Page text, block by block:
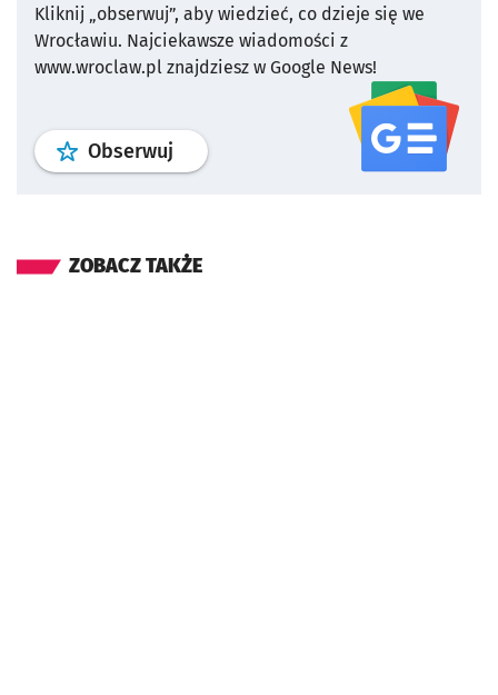
Kliknij „obserwuj”, aby wiedzieć, co dzieje się we
Wrocławiu. Najciekawsze wiadomości z
www.wroclaw.pl znajdziesz w Google News!
Obserwuj profil serwisu
ZOBACZ TAKŻE